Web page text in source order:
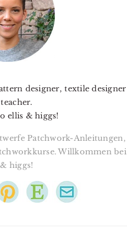
designer, textile designer
ellis & higgs!
Patchwork-Anleitungen,
Willkommen bei
higgs!